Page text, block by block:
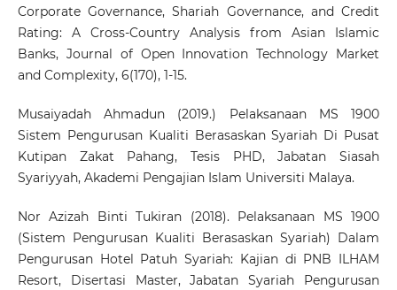
Corporate Governance, Shariah Governance, and Credit
Rating: A Cross-Country Analysis from Asian Islamic
Banks, Journal of Open Innovation Technology Market
and Complexity, 6(170), 1-15.
Musaiyadah Ahmadun (2019.) Pelaksanaan MS 1900
Sistem Pengurusan Kualiti Berasaskan Syariah Di Pusat
Kutipan Zakat Pahang, Tesis PHD, Jabatan Siasah
Syariyyah, Akademi Pengajian Islam Universiti Malaya.
Nor Azizah Binti Tukiran (2018). Pelaksanaan MS 1900
(Sistem Pengurusan Kualiti Berasaskan Syariah) Dalam
Pengurusan Hotel Patuh Syariah: Kajian di PNB ILHAM
Resort, Disertasi Master, Jabatan Syariah Pengurusan